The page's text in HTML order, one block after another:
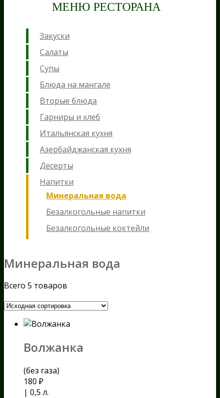
МЕНЮ РЕСТОРАНА
Закуски
Салаты
Супы
Блюда на мангале
Вторые блюда
Гарниры и хлеб
Итальянская кухня
Азербайджанская кухня
Десерты
Напитки
Минеральная вода
Безалкогольные напитки
Безалкогольные коктейли
Минеральная вода
Всего 5 товаров
Волжанка
(без газа)
180 ₽
| 0,5 л.